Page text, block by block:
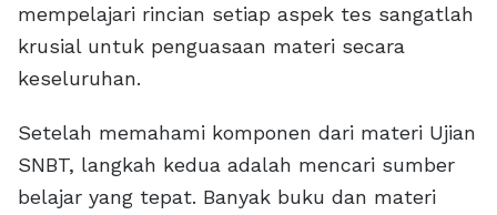
mempelajari rincian setiap aspek tes sangatlah
krusial untuk penguasaan materi secara
keseluruhan.
Setelah memahami komponen dari materi Ujian
SNBT, langkah kedua adalah mencari sumber
belajar yang tepat. Banyak buku dan materi